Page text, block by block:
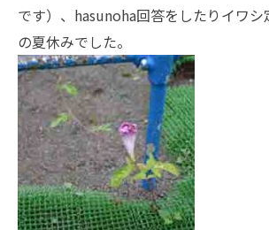
です）、hasunoha回答をしたりイワシ
の夏休みでした。